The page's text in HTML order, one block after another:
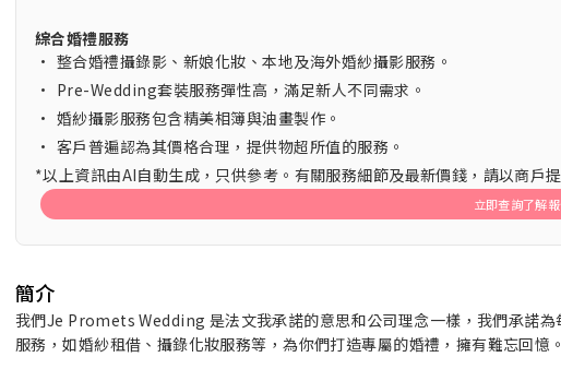
綜合婚禮服務
• 整合婚禮攝錄影、新娘化妝、本地及海外婚紗攝影服務。
• Pre-Wedding套裝服務彈性高，滿足新人不同需求。
• 婚紗攝影服務包含精美相簿與油畫製作。
• 客戶普遍認為其價格合理，提供物超所值的服務。
*以上資訊由AI自動生成，只供參考。有關服務細節及最新價錢，請以商戶
立即查詢了解
簡介
我們Je Promets Wedding 是法文我承諾的意思和公司理念一樣，我們承諾
服務，如婚紗租借、攝錄化妝服務等，為你們打造專屬的婚禮，擁有難忘回憶。